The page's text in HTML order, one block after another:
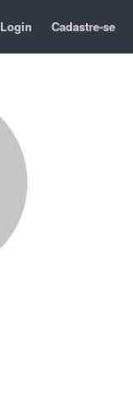
Login Cadastre-se